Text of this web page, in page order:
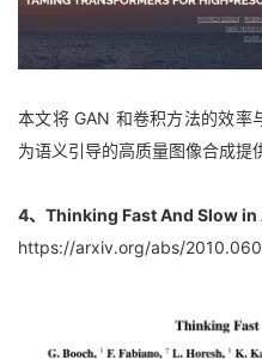
本文将 GAN 和卷积方法的效率
为语义引导的高质量图像合成提
4、Thinking Fast And Slow in
https://arxiv.org/abs/